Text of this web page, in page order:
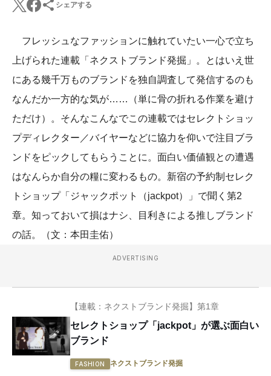
シェアする
フレッシュなファッションに触れていたい一心で立ち
上げられた連載「ネクストブランド発掘」。とはいえ世
にある幾千万ものブランドを独自調査して発信するのも
なんだか一方的な気が……（単に骨の折れる作業を避け
ただけ）。そんなこんなでこの連載ではセレクトショッ
プディレクター／バイヤーなどに協力を仰いで注目ブラ
ンドをピックしてもらうことに。面白い価値観との遭遇
はなんらか自分の糧に変わるもの。新宿の予約制セレク
トショップ「ジャックポット（jackpot）」で聞く第2
章。知っておいて損はナシ、目利きによる推しブランド
の話。（文：本田圭佑）
ADVERTISING
【連載：ネクストブランド発掘】第1章
セレクトショップ「jackpot」が選ぶ面白い
ブランド
FASHION ネクストブランド発掘